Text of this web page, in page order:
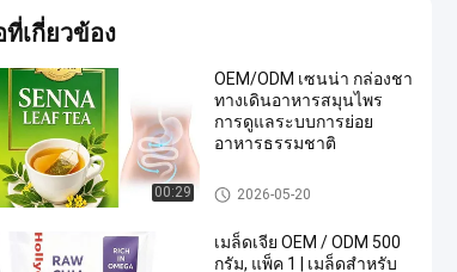
ที่เกี่ยวข้อง
00:29
OEM/ODM เซนน่า กล่องชา
ทางเดินอาหารสมุนไพร
การดูแลระบบการย่อย
อาหารธรรมชาติ
อาหารเสริม OEM
2026-05-20
เมล็ดเจีย OEM / ODM 500
กรัม, แพ็ค 1 | เมล็ดสำหรับ